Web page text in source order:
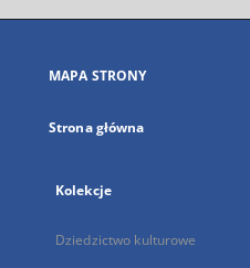
się
karcie
MAPA STRONY
Strona główna
Kolekcje
Dziedzictwo kulturowe